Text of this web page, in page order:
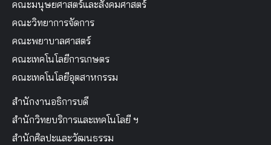
คณะมนุษยศาสตร์และสังคมศาสตร์
คณะวิทยาการจัดการ
คณะพยาบาลศาสตร์
คณะเทคโนโลยีการเกษตร
คณะเทคโนโลยีอุตสาหกรรม
สำนักงานอธิการบดี
สำนักวิทยบริการและเทคโนโลยี ฯ
สำนักศิลปะและวัฒนธรรม